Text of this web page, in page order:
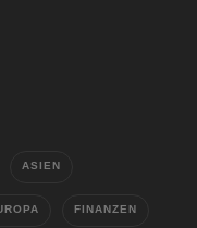
ASIEN
FINANZEN